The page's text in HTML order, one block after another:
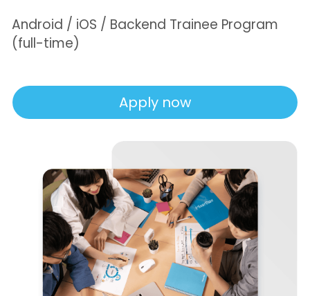
Android / iOS / Backend Trainee Program
(full-time)
Apply now